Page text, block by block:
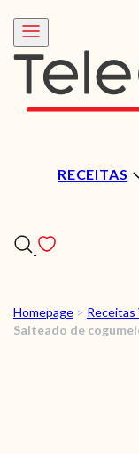
RECEITAS
Homepage > Receitas
Salteado de